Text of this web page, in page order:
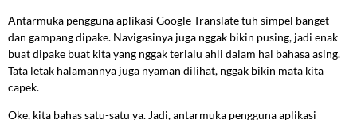
Antarmuka pengguna aplikasi Google Translate tuh simpel banget
dan gampang dipake. Navigasinya juga nggak bikin pusing, jadi enak
buat dipake buat kita yang nggak terlalu ahli dalam hal bahasa asing.
Tata letak halamannya juga nyaman dilihat, nggak bikin mata kita
capek.
Oke, kita bahas satu-satu ya. Jadi, antarmuka pengguna aplikasi